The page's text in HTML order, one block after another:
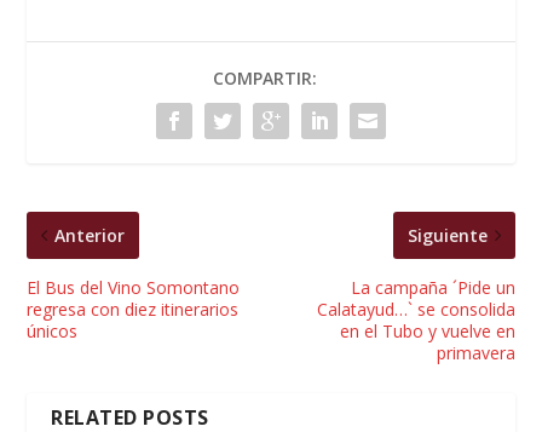
COMPARTIR:
Anterior
El Bus del Vino Somontano
regresa con diez itinerarios
únicos
Siguiente
La campaña ´Pide un
Calatayud…` se consolida
en el Tubo y vuelve en
primavera
RELATED POSTS